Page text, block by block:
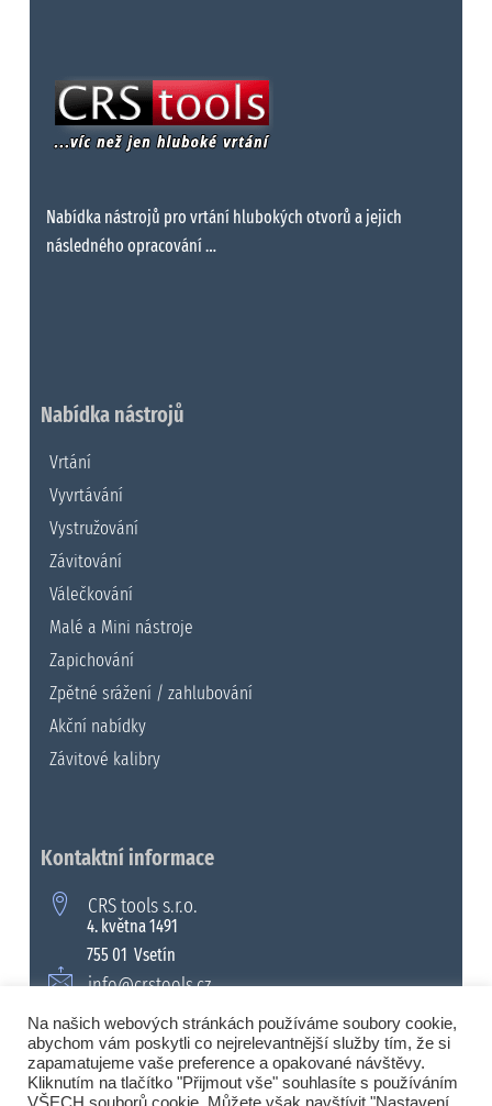
Nabídka nástrojů pro vrtání hlubokých otvorů a jejich
následného opracování …
Nabídka nástrojů
Vrtání
Vyvrtávání
Vystružování
Závitování
Válečkování
Malé a Mini nástroje
Zapichování
Zpětné srážení / zahlubování
Akční nabídky
Závitové kalibry
Kontaktní informace
CRS tools s.r.o.
4. května 1491
755 01 Vsetín
info@crstools.cz
+420 571 990 315
Na našich webových stránkách používáme soubory cookie,
abychom vám poskytli co nejrelevantnější služby tím, že si
zapamatujeme vaše preference a opakované návštěvy.
Kliknutím na tlačítko "Přijmout vše" souhlasíte s používáním